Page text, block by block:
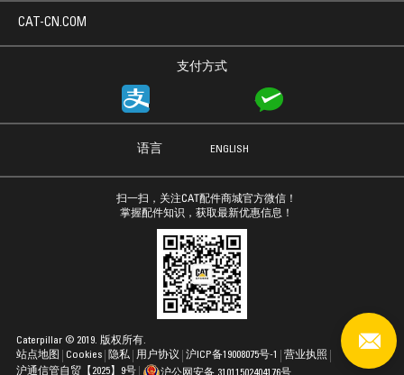
支付方式
CAT-CN.COM
语言 ENGLISH
扫一扫，关注CAT配件商城官方微信！
掌握配件知识，获取最新优惠信息！
站点地图 Cookies 隐私 用户协议
Caterpillar © 2019. 版权所有.
沪ICP备19008075号-1
营业执照
沪通信管自贸【2025】9号